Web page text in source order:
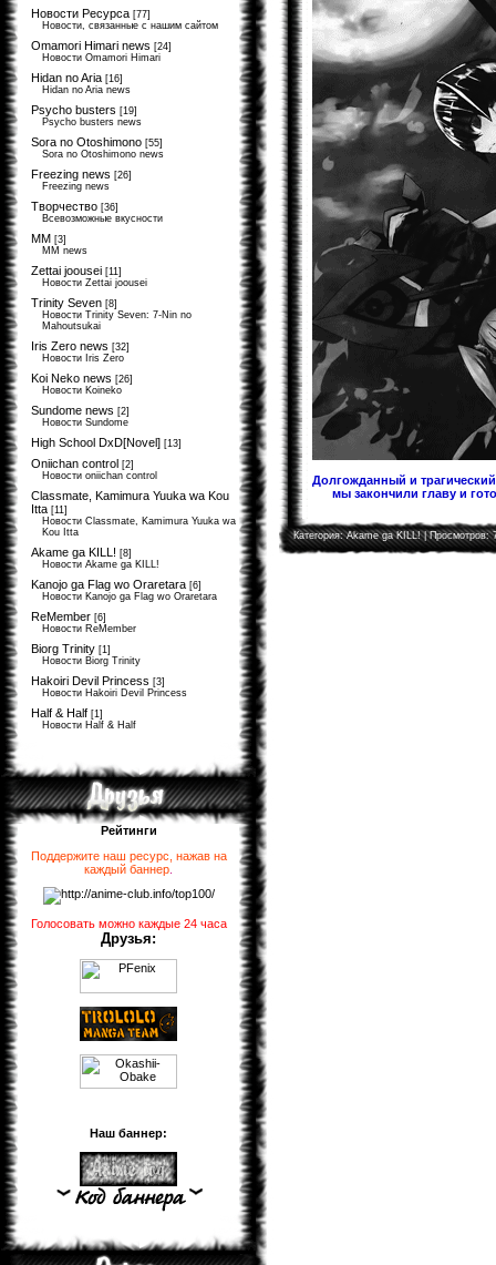
Новости Ресурса [77]
Новости, связанные с нашим сайтом
Omamori Himari news [24]
Новости Omamori Himari
Hidan no Aria [16]
Hidan no Aria news
Psycho busters [19]
Psycho busters news
Sora no Otoshimono [55]
Sora no Otoshimono news
Freezing news [26]
Freezing news
Творчество [36]
Всевозможные вкусности
MM [3]
MM news
Zettai joousei [11]
Новости Zettai joousei
Trinity Seven [8]
Новости Trinity Seven: 7-Nin no
Mahoutsukai
Iris Zero news [32]
Новости Iris Zero
Koi Neko news [26]
Новости Koineko
Sundome news [2]
Новости Sundome
High School DxD[Novel] [13]
Oniichan control [2]
Новости oniichan control
Classmate, Kamimura Yuuka wa Kou
Itta [11]
Новости Classmate, Kamimura Yuuka wa
Kou Itta
Akame ga KILL! [8]
Новости Akame ga KILL!
Kanojo ga Flag wo Oraretara [6]
Новости Kanojo ga Flag wo Oraretara
ReMember [6]
Новости ReMember
Biorg Trinity [1]
Новости Biorg Trinity
Hakoiri Devil Princess [3]
Новости Hakoiri Devil Princess
Half & Half [1]
Новости Half & Half
Рейтинги
Поддержите наш ресурс, нажав на
каждый баннер
Голосовать можно каждые 24 часа
Друзья:
Наш баннер:
Долгожданный и
мы закончили главу и
Категория:Akame ga KILL!| Просмотров: